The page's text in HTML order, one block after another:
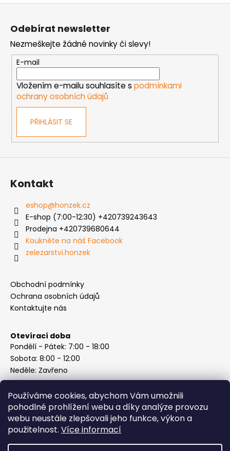
Používáme cookies, abychom Vám umožnili
pohodlné prohlížení webu a díky analýze provozu
webu neustále zlepšovali jeho funkce, výkon a
použitelnost. Více informací
p
r
v
k
y
u
í
Odebírat newsletter
Nezmeškejte žádné novinky či slevy!
E-mail
Vložením e-mailu souhlasíte s podmínkami
ochrany osobních údajů
PŘIHLÁSIT SE
Kontakt
eshop@honzek.cz
E-shop (7:00-12:30) +420739243643
Prodejna +420739680644
Koukněte na náš Facebook
zelezarstvi.honzek
Obchodní podmínky
Ochrana osobních údajů
Kontaktujte nás
Otevírací doba
Pondělí - Pátek: 7:00 - 18:00
Sobota: 8:00 - 12:00
Neděle: Zavřeno
Instagram